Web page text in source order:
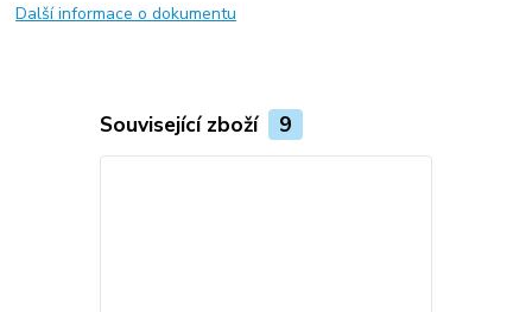
Další informace o dokumentu
Související zboží 9